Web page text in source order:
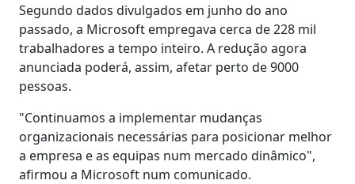
Segundo dados divulgados em junho do ano
passado, a Microsoft empregava cerca de 228 mil
trabalhadores a tempo inteiro. A redução agora
anunciada poderá, assim, afetar perto de 9000
pessoas.
"Continuamos a implementar mudanças
organizacionais necessárias para posicionar melhor
a empresa e as equipas num mercado dinâmico",
afirmou a Microsoft num comunicado.